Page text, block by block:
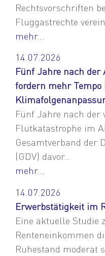
Rechtsvorschriften
Fluggastrechte
mehr...
14.07.2026
Fünf Jahre nach
fordern mehr
Fünf Jahre nach der
Flutkatastrophe im
Gesamtverband der
(GDV) davor...
mehr...
14.07.2026
Erwerbstätigkeit im
Eine aktuelle Studie
Renteneinkommen
Ruhestand moderat